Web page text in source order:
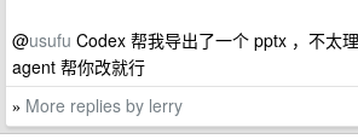
@usufu Codex 帮我导出了一个 pptx ，不太
agent 帮你改就行
» More replies by lerry